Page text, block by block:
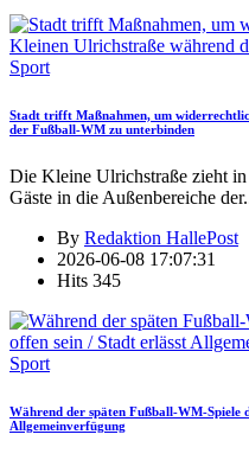
Sport
Stadt trifft Maßnahmen, um
der Fußball-WM zu unterbinden
Die Kleine Ulrichstraße zieht
Gäste in die Außenbereiche der
By Redaktion HallePost
2026-06-08 17:07:31
Hits 345
Sport
Während der späten Fußball-WM-Spiele
Allgemeinverfügung